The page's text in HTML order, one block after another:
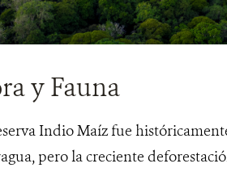
y Fauna
Indio Maíz fue
pero la creciente